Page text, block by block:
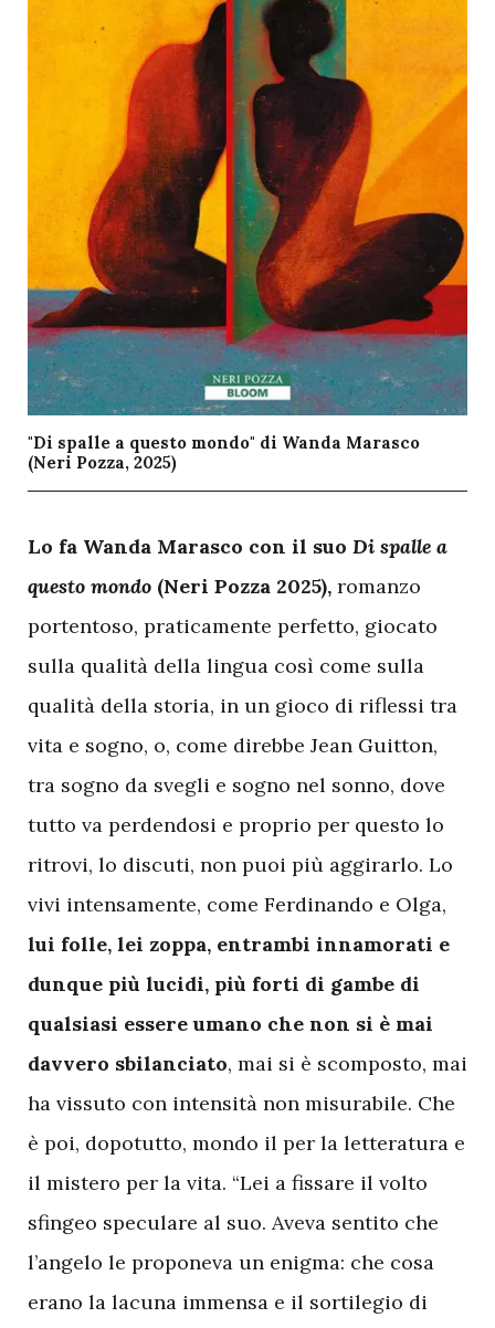
"Di spalle a questo mondo" di Wanda Marasco
(Neri Pozza, 2025)
Lo fa Wanda Marasco con il suo Di spalle a
questo mondo (Neri Pozza 2025), romanzo
portentoso, praticamente perfetto, giocato
sulla qualità della lingua così come sulla
qualità della storia, in un gioco di riflessi tra
vita e sogno, o, come direbbe Jean Guitton,
tra sogno da svegli e sogno nel sonno, dove
tutto va perdendosi e proprio per questo lo
ritrovi, lo discuti, non puoi più aggirarlo. Lo
vivi intensamente, come Ferdinando e Olga,
lui folle, lei zoppa, entrambi innamorati e
dunque più lucidi, più forti di gambe di
qualsiasi essere umano che non si è mai
davvero sbilanciato, mai si è scomposto, mai
ha vissuto con intensità non misurabile. Che
è poi, dopotutto, mondo il per la letteratura e
il mistero per la vita. “Lei a fissare il volto
sfingeo speculare al suo. Aveva sentito che
l’angelo le proponeva un enigma: che cosa
erano la lacuna immensa e il sortilegio di